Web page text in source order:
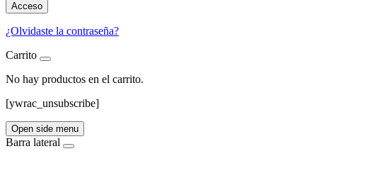
Acceso
¿Olvidaste la contraseña?
Carrito
No hay productos en el carrito.
[ywrac_unsubscribe]
Open side menu
Barra lateral